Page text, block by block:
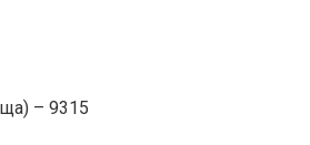
– 9315